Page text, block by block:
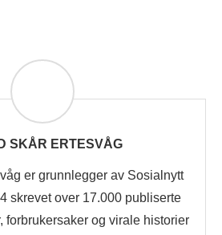
SKÅR ERTESVÅG
er grunnlegger av Sosialnytt
skrevet over 17.000 publiserte
forbrukersaker og virale historier